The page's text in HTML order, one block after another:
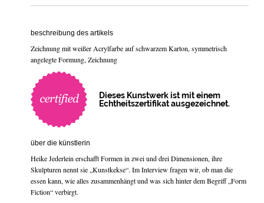
beschreibung des artikels
Zeichnung mit weißer Acrylfarbe auf schwarzem Karton, symmetrisch
angelegte Formung, Zeichnung
Dieses Kunstwerk ist mit einem
Echtheitszertifikat ausgezeichnet.
über die künstlerin
Heike Jederlein erschafft Formen in zwei und drei Dimensionen, ihre
Skulpturen nennt sie „Kunstkekse“. Im Interview fragen wir, ob man die
essen kann, wie alles zusammenhängt und was sich hinter dem Begriff „Form
Fiction“ verbirgt.